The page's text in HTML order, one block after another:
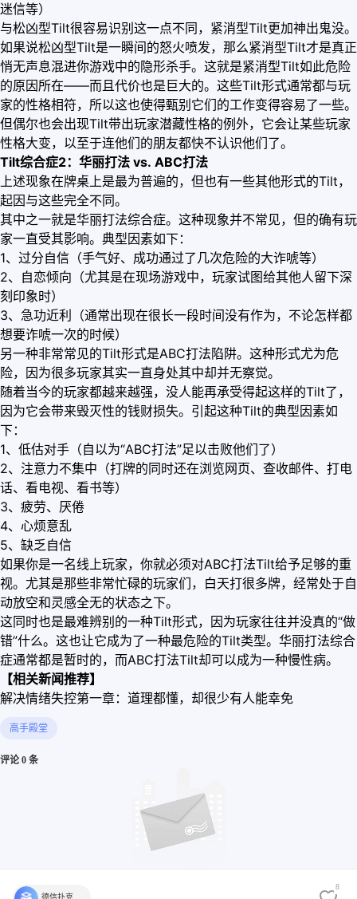
迷信等）
与松凶型Tilt很容易识别这一点不同，紧消型Tilt更加神出鬼没。
如果说松凶型Tilt是一瞬间的怒火喷发，那么紧消型Tilt才是真正
悄无声息混进你游戏中的隐形杀手。这就是紧消型Tilt如此危险
的原因所在——而且代价也是巨大的。这些Tilt形式通常都与玩
家的性格相符，所以这也使得甄别它们的工作变得容易了一些。
但偶尔也会出现Tilt带出玩家潜藏性格的例外，它会让某些玩家
性格大变，以至于连他们的朋友都快不认识他们了。
Tilt综合症2：华丽打法 vs. ABC打法
上述现象在牌桌上是最为普遍的，但也有一些其他形式的Tilt，
起因与这些完全不同。
其中之一就是华丽打法综合症。这种现象并不常见，但的确有玩
家一直受其影响。典型因素如下：
1、过分自信（手气好、成功通过了几次危险的大诈唬等）
2、自恋倾向（尤其是在现场游戏中，玩家试图给其他人留下深
刻印象时）
3、急功近利（通常出现在很长一段时间没有作为，不论怎样都
想要诈唬一次的时候）
另一种非常常见的Tilt形式是ABC打法陷阱。这种形式尤为危
险，因为很多玩家其实一直身处其中却并无察觉。
随着当今的玩家都越来越强，没人能再承受得起这样的Tilt了，
因为它会带来毁灭性的钱财损失。引起这种Tilt的典型因素如
下：
1、低估对手（自以为“ABC打法”足以击败他们了）
2、注意力不集中（打牌的同时还在浏览网页、查收邮件、打电
话、看电视、看书等）
3、疲劳、厌倦
4、心烦意乱
5、缺乏自信
如果你是一名线上玩家，你就必须对ABC打法Tilt给予足够的重
视。尤其是那些非常忙碌的玩家们，白天打很多牌，经常处于自
动放空和灵感全无的状态之下。
这同时也是最难辨别的一种Tilt形式，因为玩家往往并没真的“做
错”什么。这也让它成为了一种最危险的Tilt类型。华丽打法综合
症通常都是暂时的，而ABC打法Tilt却可以成为一种慢性病。
【相关新闻推荐】
解决情绪失控第一章：道理都懂，却很少有人能幸免
高手殿堂
评论 0 条
8